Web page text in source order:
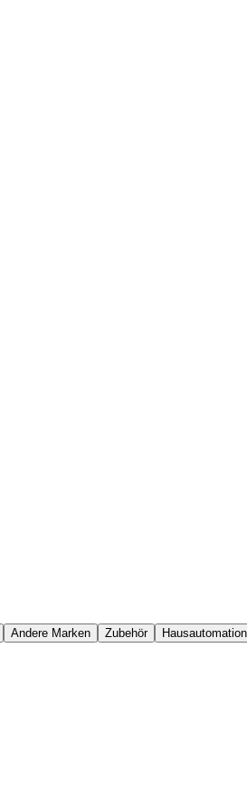
Andere Marken Zubehör Hausautomation